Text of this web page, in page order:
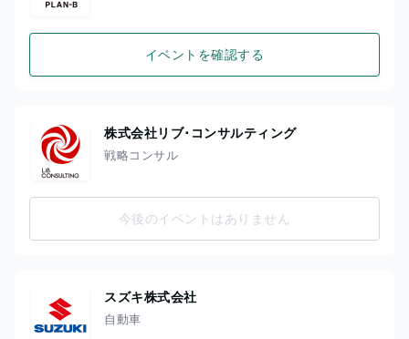
イベントを確認する
株式会社リブ･コンサルティング
戦略コンサル
今後のイベントはありません
スズキ株式会社
自動車